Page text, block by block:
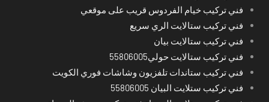
فني تركيب خيام الفردوس قريب على موقعي
فني تركيب ستالايت الري سريع
فني تركيب ستالايت بيان
فني تركيب ستالايت حولي55806005
فني تركيب ستاندات تلفزيون وشاشات فوري الكويت
فني تركيب ستلايت البيان 55806005